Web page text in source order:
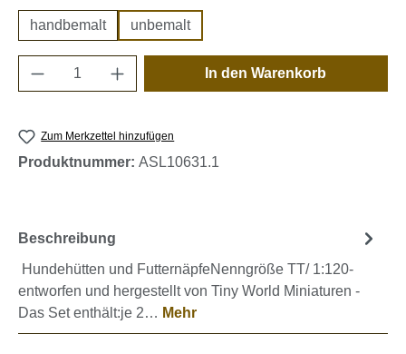
handbemalt unbemalt
Produkt Anzahl: Gib den gewünschten
In den Warenkorb
Zum Merkzettel hinzufügen
Produktnummer: ASL10631.1
Beschreibung
Hundehütten und FutternäpfeNenngröße TT/ 1:120-
entworfen und hergestellt von Tiny World Miniaturen -
Das Set enthält:je 2… Mehr